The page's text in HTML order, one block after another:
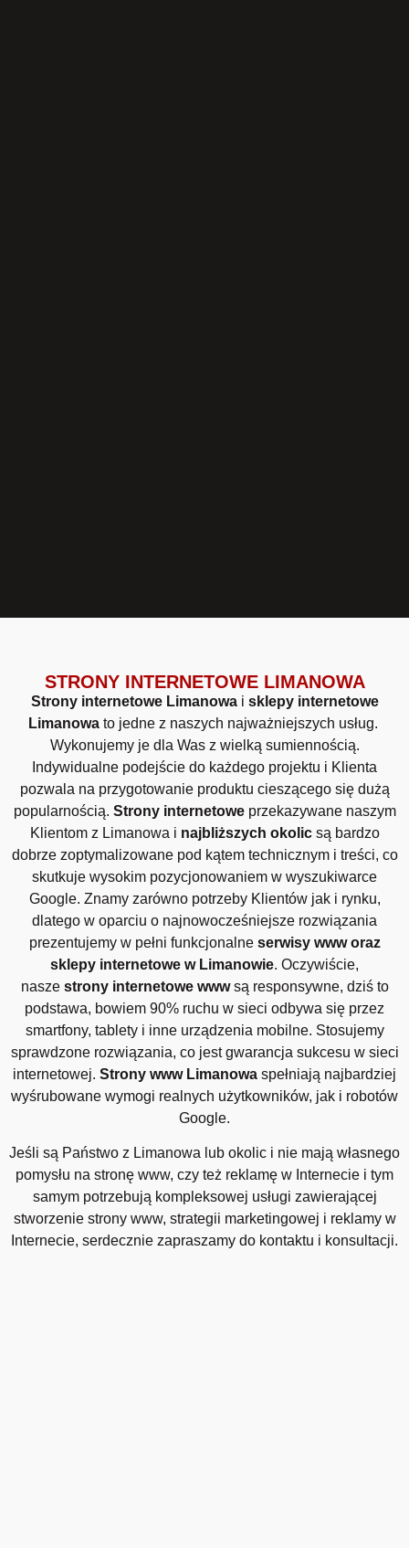
STRONY INTERNETOWE LIMANOWA
Strony internetowe Limanowa i sklepy internetowe
Limanowato jedne z naszych najważniejszych usług.
Wykonujemy je dla Was z wielką sumiennością.
Indywidualne podejście do każdego projektu i Klienta
pozwala na przygotowanie produktu cieszącego się dużą
popularnością. Strony internetowe przekazywane naszym
Klientom z Limanowa i najbliższych okolicsą bardzo
dobrze zoptymalizowane pod kątem technicznym i treści, co
skutkuje wysokim pozycjonowaniem w wyszukiwarce
Google. Znamy zarówno potrzeby Klientów jak i rynku,
dlatego w oparciu o najnowocześniejsze rozwiązania
prezentujemy w pełni funkcjonalne serwisy www oraz
sklepy internetowe w Limanowie. Oczywiście,
nasze strony internetowe wwwsą responsywne, dziś to
podstawa, bowiem 90% ruchu w sieci odbywa się przez
smartfony, tablety i inne urządzenia mobilne. Stosujemy
sprawdzone rozwiązania, co jest gwarancja sukcesu w sieci
internetowej. Strony www Limanowa spełniają najbardziej
wyśrubowane wymogi realnych użytkowników, jak i robotów
Google.
Jeśli są Państwo z Limanowa lub okolic i nie mają własnego
pomysłu na stronę www, czy też reklamę w Internecie i tym
samym potrzebują kompleksowej usługi zawierającej
stworzenie strony www, strategii marketingowej i reklamy w
Internecie, serdecznie zapraszamy do kontaktu i konsultacji.